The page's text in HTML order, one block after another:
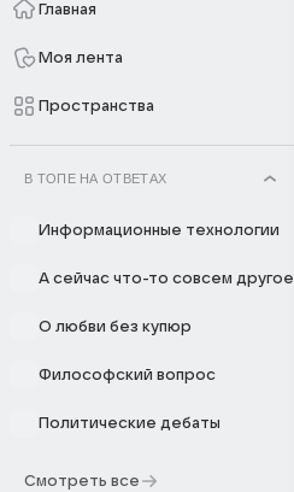
Главная
Моя лента
Пространства
В ТОПЕ НА ОТВЕТАХ
Информационные технологии
А сейчас что-то совсем другое
О любви без купюр
Философский вопрос
Политические дебаты
Смотреть все